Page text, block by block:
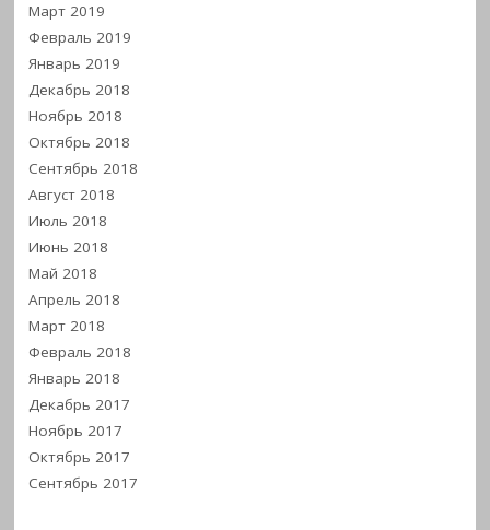
Март 2019
Февраль 2019
Январь 2019
Декабрь 2018
Ноябрь 2018
Октябрь 2018
Сентябрь 2018
Август 2018
Июль 2018
Июнь 2018
Май 2018
Апрель 2018
Март 2018
Февраль 2018
Январь 2018
Декабрь 2017
Ноябрь 2017
Октябрь 2017
Сентябрь 2017